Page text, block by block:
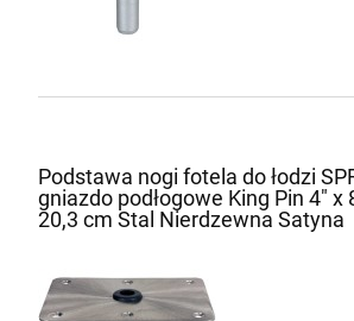
Podstawa nogi fotela do łodzi
gniazdo podłogowe King Pin 4" x
20,3 cm Stal Nierdzewna Satyna